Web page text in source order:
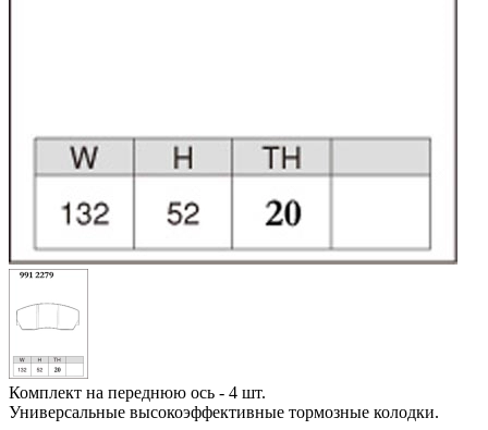
Комплект на переднюю ось - 4 шт.
Универсальные высокоэффективные тормозные колодки.